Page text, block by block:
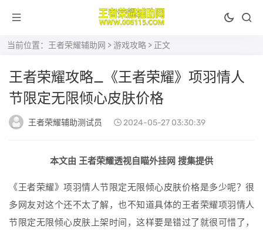
当前位置： 王者荣耀辅助网 > 游戏攻略 > 正文
王者荣耀攻略_《王者荣耀》项羽情人
节限定无限倾心皮肤价格
王者荣耀辅助测试员 2024-05-27 03:30:39
本文由 王者荣耀透视自瞄外挂网 搜集提供
《王者荣耀》项羽情人节限定无限倾心皮肤价格是多少呢？很
多网友对这个还不太了解，也不知道具体的王者荣耀项羽情人
节限定无限倾心皮肤上架时间，这样要是错过了就很可惜了，